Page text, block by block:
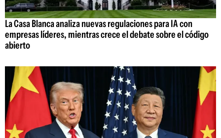
La Casa Blanca analiza nuevas regulaciones para IA con
empresas líderes, mientras crece el debate sobre el código
abierto